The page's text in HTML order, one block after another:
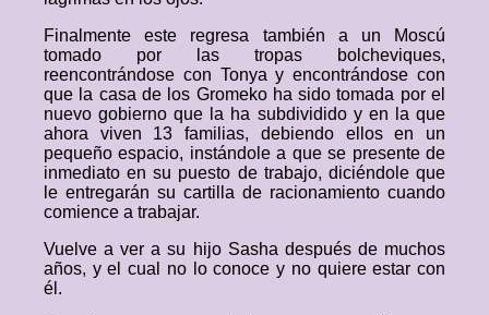
Finalmente este regresa también a un Moscú
tomado por las tropas bolcheviques,
reencontrándose con Tonya y encontrándose con
que la casa de los Gromeko ha sido tomada por el
nuevo gobierno que la ha subdividido y en la que
ahora viven 13 familias, debiendo ellos en un
pequeño espacio, instándole a que se presente de
inmediato en su puesto de trabajo, diciéndole que
le entregarán su cartilla de racionamiento cuando
comience a trabajar.
Vuelve a ver a su hijo Sasha después de muchos
años, y el cual no lo conoce y no quiere estar con
él.